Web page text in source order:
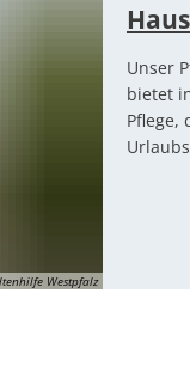
Westpfalz
Unser
bietet
Pflege,